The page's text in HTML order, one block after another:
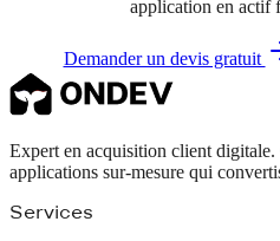
application en actif
Demander un devis gratuit
Expert en acquisition client digitale.
applications sur-mesure qui
Services